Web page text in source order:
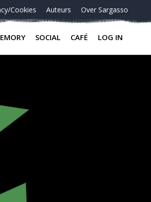
Cookies Auteurs Over Sargasso
SOCIAL CAFÉ LOG IN